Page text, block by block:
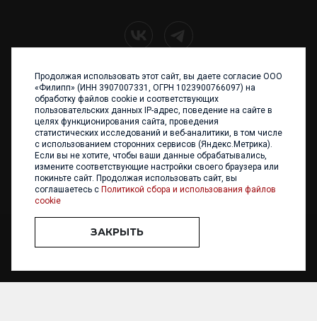
+7 (4012) 960 898
236017 Калининград,
ул. Каштановая аллея, 47
Телефон: +7 4012 960 898,
+7 4012 960 856
Написать нам
ООО «ФИЛИПП» © 2013 - 2026. Все права защищены
Разработка и
Продолжая использовать этот сайт, вы даете согласие ООО
«Филипп» (ИНН 3907007331, ОГРН 1023900766097) на
обработку файлов cookie и соответствующих
пользовательских данных IP-адрес, поведение на сайте в
целях функционирования сайта, проведения
статистических исследований и веб-аналитики, в том числе
с использованием сторонних сервисов (Яндекс.Метрика).
Если вы не хотите, чтобы ваши данные обрабатывались,
измените соответствующие настройки своего браузера или
покиньте сайт. Продолжая использовать сайт, вы
соглашаетесь с Политикой сбора и использования файлов
cookie
ЗАКРЫТЬ